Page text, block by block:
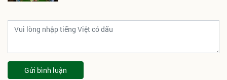
Gửi bình luận